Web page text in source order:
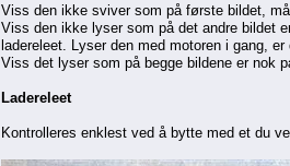
Viss den ikke sviver som på første bildet,
Viss den ikke lyser som på det andre bildet
ladereleet. Lyser den med motoren i gang,
Viss det lyser som på begge bildene er nok
Ladereleet
Kontrolleres enklest ved å bytte med et du